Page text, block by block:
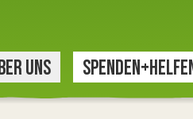
UNS